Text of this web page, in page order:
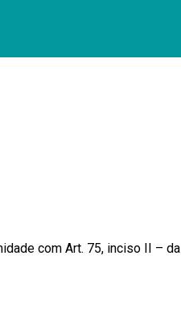
com Art. 75, inciso II – da